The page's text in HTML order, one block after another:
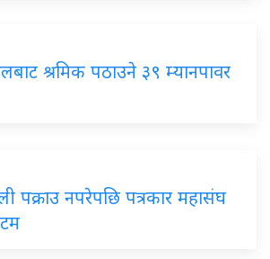
श्रमिक पठाउने ३९ म्यानपावर
पक्राउ नपरेपछि पत्रकार महासंघ